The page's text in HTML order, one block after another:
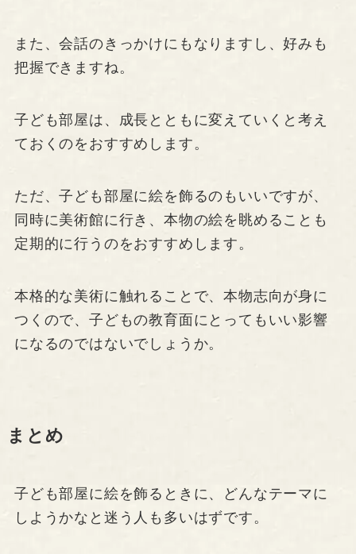
また、会話のきっかけにもなりますし、好みも
把握できますね。
子ども部屋は、成長とともに変えていくと考え
ておくのをおすすめします。
ただ、子ども部屋に絵を飾るのもいいですが、
同時に美術館に行き、本物の絵を眺めることも
定期的に行うのをおすすめします。
本格的な美術に触れることで、本物志向が身に
つくので、子どもの教育面にとってもいい影響
になるのではないでしょうか。
まとめ
子ども部屋に絵を飾るときに、どんなテーマに
しようかなと迷う人も多いはずです。